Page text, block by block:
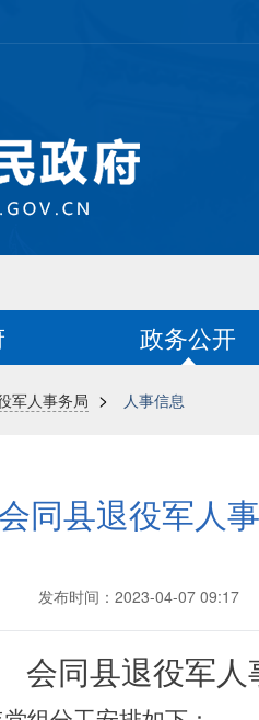
政务公开
军人事务局 > 人事信息
同县退役军人
发布时间：2023-04-07 09:17
会同县退役军人